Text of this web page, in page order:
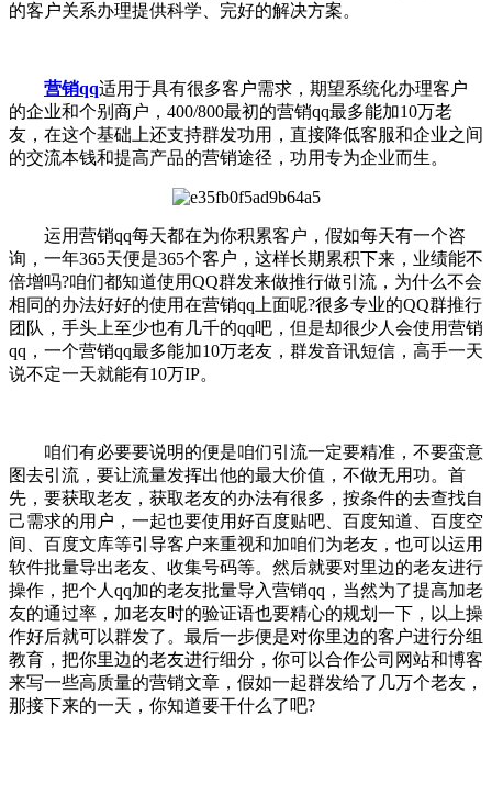
的客户关系办理提供科学、完好的解决方案。
营销qq适用于具有很多客户需求，期望系统化办理客户
的企业和个别商户，400/800最初的营销qq最多能加10万老
友，在这个基础上还支持群发功用，直接降低客服和企业之间
的交流本钱和提高产品的营销途径，功用专为企业而生。
运用营销qq每天都在为你积累客户，假如每天有一个咨
询，一年365天便是365个客户，这样长期累积下来，业绩能不
倍增吗?咱们都知道使用QQ群发来做推行做引流，为什么不会
相同的办法好好的使用在营销qq上面呢?很多专业的QQ群推行
团队，手头上至少也有几千的qq吧，但是却很少人会使用营销
qq，一个营销qq最多能加10万老友，群发音讯短信，高手一天
说不定一天就能有10万IP。
咱们有必要要说明的便是咱们引流一定要精准，不要蛮意
图去引流，要让流量发挥出他的最大价值，不做无用功。首
先，要获取老友，获取老友的办法有很多，按条件的去查找自
己需求的用户，一起也要使用好百度贴吧、百度知道、百度空
间、百度文库等引导客户来重视和加咱们为老友，也可以运用
软件批量导出老友、收集号码等。然后就要对里边的老友进行
操作，把个人qq加的老友批量导入营销qq，当然为了提高加老
友的通过率，加老友时的验证语也要精心的规划一下，以上操
作好后就可以群发了。最后一步便是对你里边的客户进行分组
教育，把你里边的老友进行细分，你可以合作公司网站和博客
来写一些高质量的营销文章，假如一起群发给了几万个老友，
那接下来的一天，你知道要干什么了吧?